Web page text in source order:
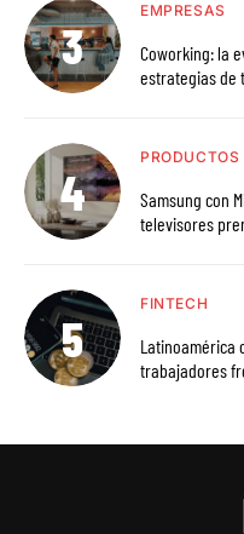
EMPRESAS
Coworking: la
estrategias de
PRODUCTOS
Samsung con
televisores
FINTECH
Latinoamérica
trabajadores